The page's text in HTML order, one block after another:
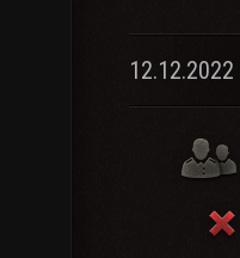
12.12.2022